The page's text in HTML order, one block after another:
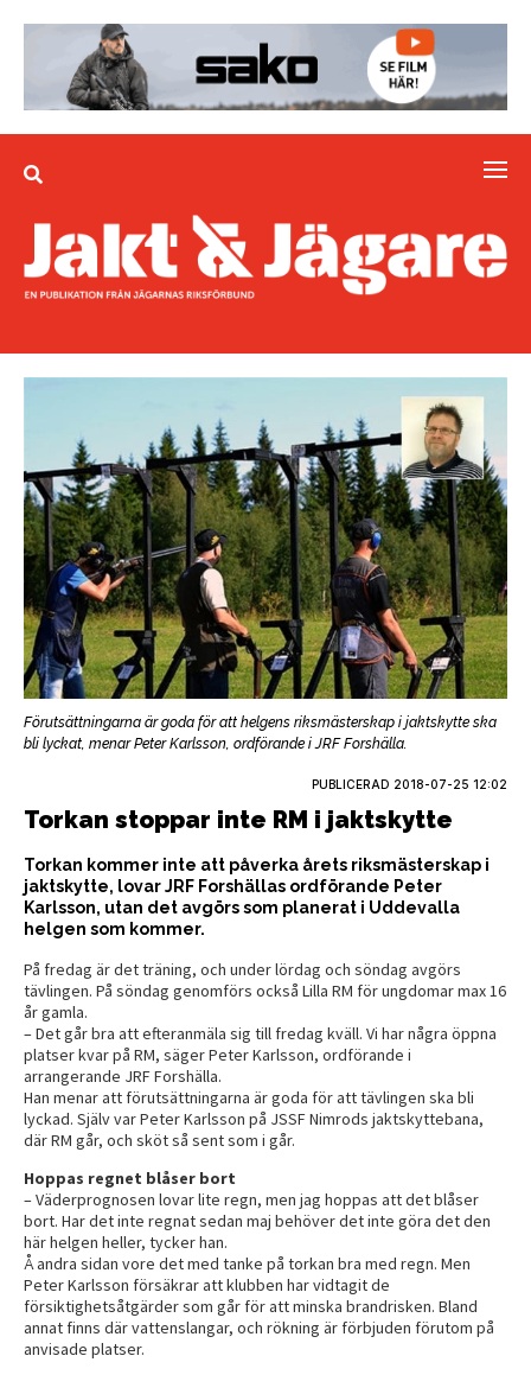
Förutsättningarna är goda för att helgens riksmästerskap i jaktskytte ska
bli lyckat, menar Peter Karlsson, ordförande i JRF Forshälla.
PUBLICERAD 2018-07-25 12:02
Torkan stoppar inte RM i jaktskytte
Torkan kommer inte att påverka årets riksmästerskap i
jaktskytte, lovar JRF Forshällas ordförande Peter
Karlsson, utan det avgörs som planerat i Uddevalla
helgen som kommer.
På fredag är det träning, och under lördag och söndag avgörs
tävlingen. På söndag genomförs också Lilla RM för ungdomar max 16
år gamla.
– Det går bra att efteranmäla sig till fredag kväll. Vi har några öppna
platser kvar på RM, säger Peter Karlsson, ordförande i
arrangerande JRF Forshälla.
Han menar att förutsättningarna är goda för att tävlingen ska bli
lyckad. Själv var Peter Karlsson på JSSF Nimrods jaktskyttebana,
där RM går, och sköt så sent som i går.
Hoppas regnet blåser bort
– Väderprognosen lovar lite regn, men jag hoppas att det blåser
bort. Har det inte regnat sedan maj behöver det inte göra det den
här helgen heller, tycker han.
Å andra sidan vore det med tanke på torkan bra med regn. Men
Peter Karlsson försäkrar att klubben har vidtagit de
försiktighetsåtgärder som går för att minska brandrisken. Bland
annat finns där vattenslangar, och rökning är förbjuden förutom på
anvisade platser.